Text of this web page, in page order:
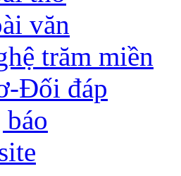
văn
trăm miền
Đối đáp